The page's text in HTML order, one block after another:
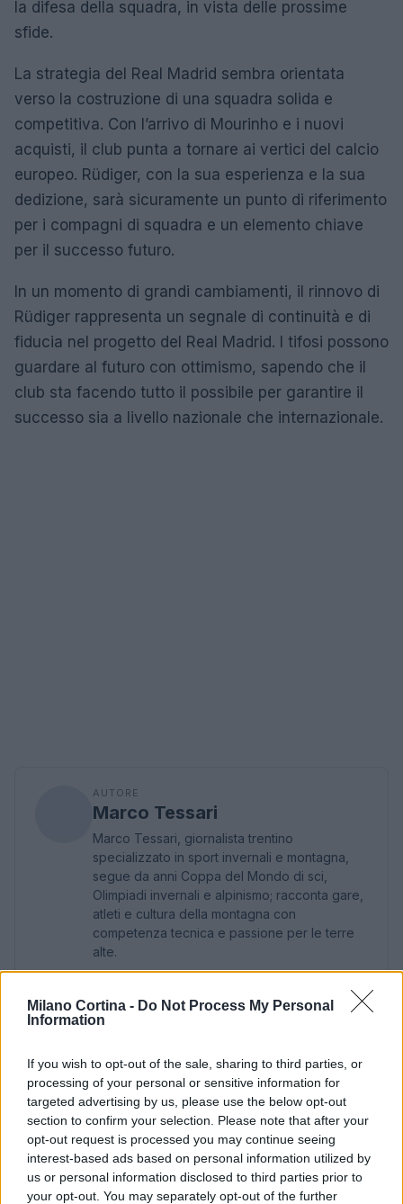
Milano Cortina - Do Not Process My Personal
Information
If you wish to opt-out of the sale, sharing to third parties, or
processing of your personal or sensitive information for
targeted advertising by us, please use the below opt-out
section to confirm your selection. Please note that after your
opt-out request is processed you may continue seeing
interest-based ads based on personal information utilized by
us or personal information disclosed to third parties prior to
your opt-out. You may separately opt-out of the further
la difesa della squadra, in vista delle prossime
sfide.
La strategia del Real Madrid sembra orientata
verso la costruzione di una squadra solida e
competitiva. Con l’arrivo di Mourinho e i nuovi
acquisti, il club punta a tornare ai vertici del calcio
europeo. Rüdiger, con la sua esperienza e la sua
dedizione, sarà sicuramente un punto di riferimento
per i compagni di squadra e un elemento chiave
per il successo futuro.
In un momento di grandi cambiamenti, il rinnovo di
Rüdiger rappresenta un segnale di continuità e di
fiducia nel progetto del Real Madrid. I tifosi possono
guardare al futuro con ottimismo, sapendo che il
club sta facendo tutto il possibile per garantire il
successo sia a livello nazionale che internazionale.
AUTORE
Marco Tessari
Marco Tessari, giornalista trentino
specializzato in sport invernali e montagna,
segue da anni Coppa del Mondo di sci,
Olimpiadi invernali e alpinismo; racconta gare,
atleti e cultura della montagna con
competenza tecnica e passione per le terre
alte.